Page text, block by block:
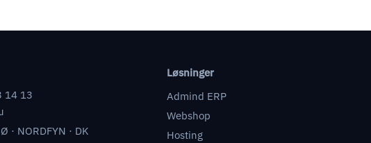
14 13
· NORDFYN · DK
Løsninger
Admind ERP
Webshop
Hosting